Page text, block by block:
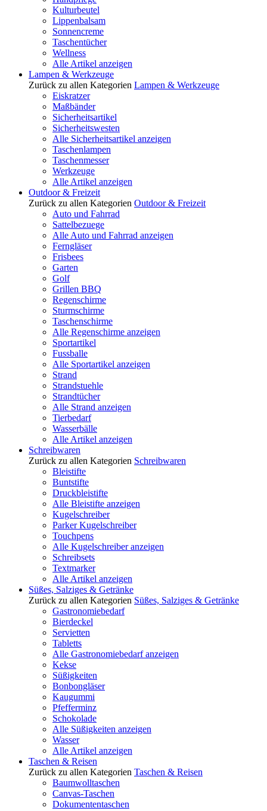
Kulturbeutel
Lippenbalsam
Sonnencreme
Taschentücher
Wellness
Alle Artikel anzeigen
Lampen & Werkzeuge
Zurück zu allen Kategorien Lampen & Werkzeuge
Eiskratzer
Maßbänder
Sicherheitsartikel
Sicherheitswesten
Alle Sicherheitsartikel anzeigen
Taschenlampen
Taschenmesser
Werkzeuge
Alle Artikel anzeigen
Outdoor & Freizeit
Zurück zu allen Kategorien Outdoor & Freizeit
Auto und Fahrrad
Sattelbezuege
Alle Auto und Fahrrad anzeigen
Ferngläser
Frisbees
Garten
Golf
Grillen BBQ
Regenschirme
Sturmschirme
Taschenschirme
Alle Regenschirme anzeigen
Sportartikel
Fussballe
Alle Sportartikel anzeigen
Strand
Strandstuehle
Strandtücher
Alle Strand anzeigen
Tierbedarf
Wasserbälle
Alle Artikel anzeigen
Schreibwaren
Zurück zu allen Kategorien Schreibwaren
Bleistifte
Buntstifte
Druckbleistifte
Alle Bleistifte anzeigen
Kugelschreiber
Parker Kugelschreiber
Touchpens
Alle Kugelschreiber anzeigen
Schreibsets
Textmarker
Alle Artikel anzeigen
Süßes, Salziges & Getränke
Zurück zu allen Kategorien Süßes, Salziges & Getränke
Gastronomiebedarf
Bierdeckel
Servietten
Tabletts
Alle Gastronomiebedarf anzeigen
Kekse
Süßigkeiten
Bonbongläser
Kaugummi
Pfefferminz
Schokolade
Alle Süßigkeiten anzeigen
Wasser
Alle Artikel anzeigen
Taschen & Reisen
Zurück zu allen Kategorien Taschen & Reisen
Baumwolltaschen
Canvas-Taschen
Dokumententaschen